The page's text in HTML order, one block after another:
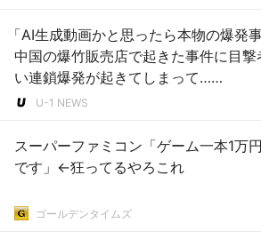
「AI生成動画かと思ったら本物の爆発
中国の爆竹販売店で起きた事件に目
い連鎖爆発が起きてしまって……
U-1 NEWS
スーパーファミコン「ゲーム一本1万
です」←狂ってるやろこれ
ゴールデンタイムズ